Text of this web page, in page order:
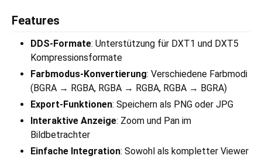
Features
DDS-Formate: Unterstützung für DXT1 und DXT5
Kompressionsformate
Farbmodus-Konvertierung: Verschiedene Farbmodi
(BGRA → RGBA, RGBA → RGBA, RGBA → BGRA)
Export-Funktionen: Speichern als PNG oder JPG
Interaktive Anzeige: Zoom und Pan im
Bildbetrachter
Einfache Integration: Sowohl als kompletter Viewer